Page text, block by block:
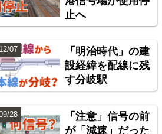
止へ
「明治時代」の建
設経緯を配線に残
す分岐駅
07
「注意」信号の前
が「減速」だった
28